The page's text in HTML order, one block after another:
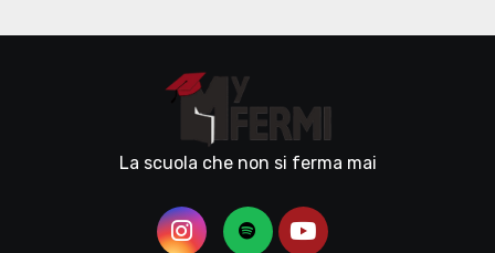
La scuola che non si ferma mai